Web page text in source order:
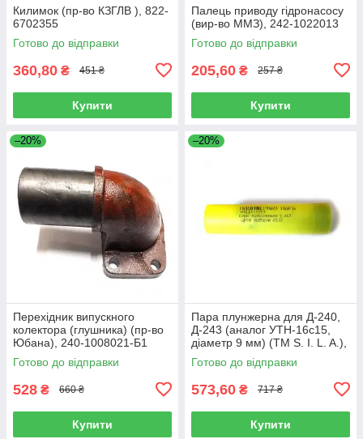
Килимок (пр-во КЗГЛВ ), 822-
6702355
Готово до відправки
360,80 ₴ 451 ₴
Купити
Палець приводу гідронасосу
(вир-во ММЗ), 242-1022013
Готово до відправки
205,60 ₴ 257 ₴
Купити
–20%
Перехідник випускного
колектора (глушника) (пр-во
Юбана), 240-1008021-Б1
Готово до відправки
528 ₴ 660 ₴
Купити
–20%
Пара плунжерна для Д-240,
Д-243 (аналог УТН-16с15,
діаметр 9 мм) (TM S. I. L. A.),
Н01.1111150
Готово до відправки
573,60 ₴ 717 ₴
Купити